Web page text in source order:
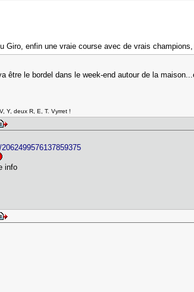
Giro, enfin une vraie course avec de vrais
être le bordel dans le week-end autour de la
Y, deux R, E, T. Vyrret !
info